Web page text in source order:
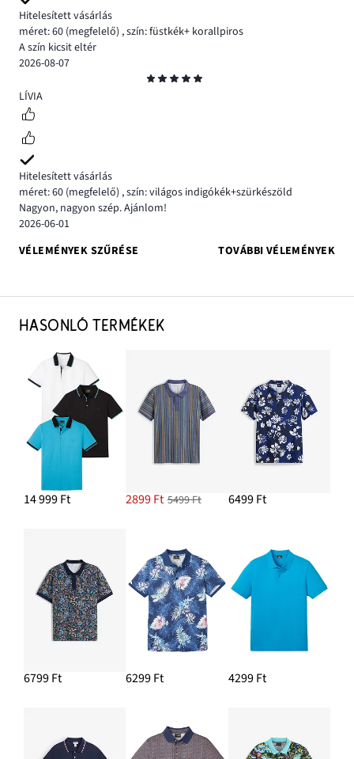
Hitelesített vásárlás
méret: 60 (megfelelő) ,szín: füstkék+ korallpiros
A szín kicsit eltér
2026-08-07
5LÍVIA
Hitelesített vásárlás
méret: 60 (megfelelő) ,szín: világos indigókék+szürkészöld
Nagyon, nagyon szép. Ajánlom!
2026-06-01
VÉLEMÉNYEK SZŰRÉSE
TOVÁBBI VÉLEMÉNYEK
HASONLÓ TERMÉKEK
14 999 Ft 2899 Ft 5499 Ft 6499 Ft
6799 Ft 6299 Ft 4299 Ft